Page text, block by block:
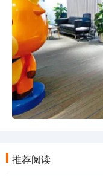
推荐阅读